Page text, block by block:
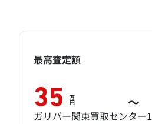
最高査定額
35 万
円 ～
ガリバー関東買取センター1